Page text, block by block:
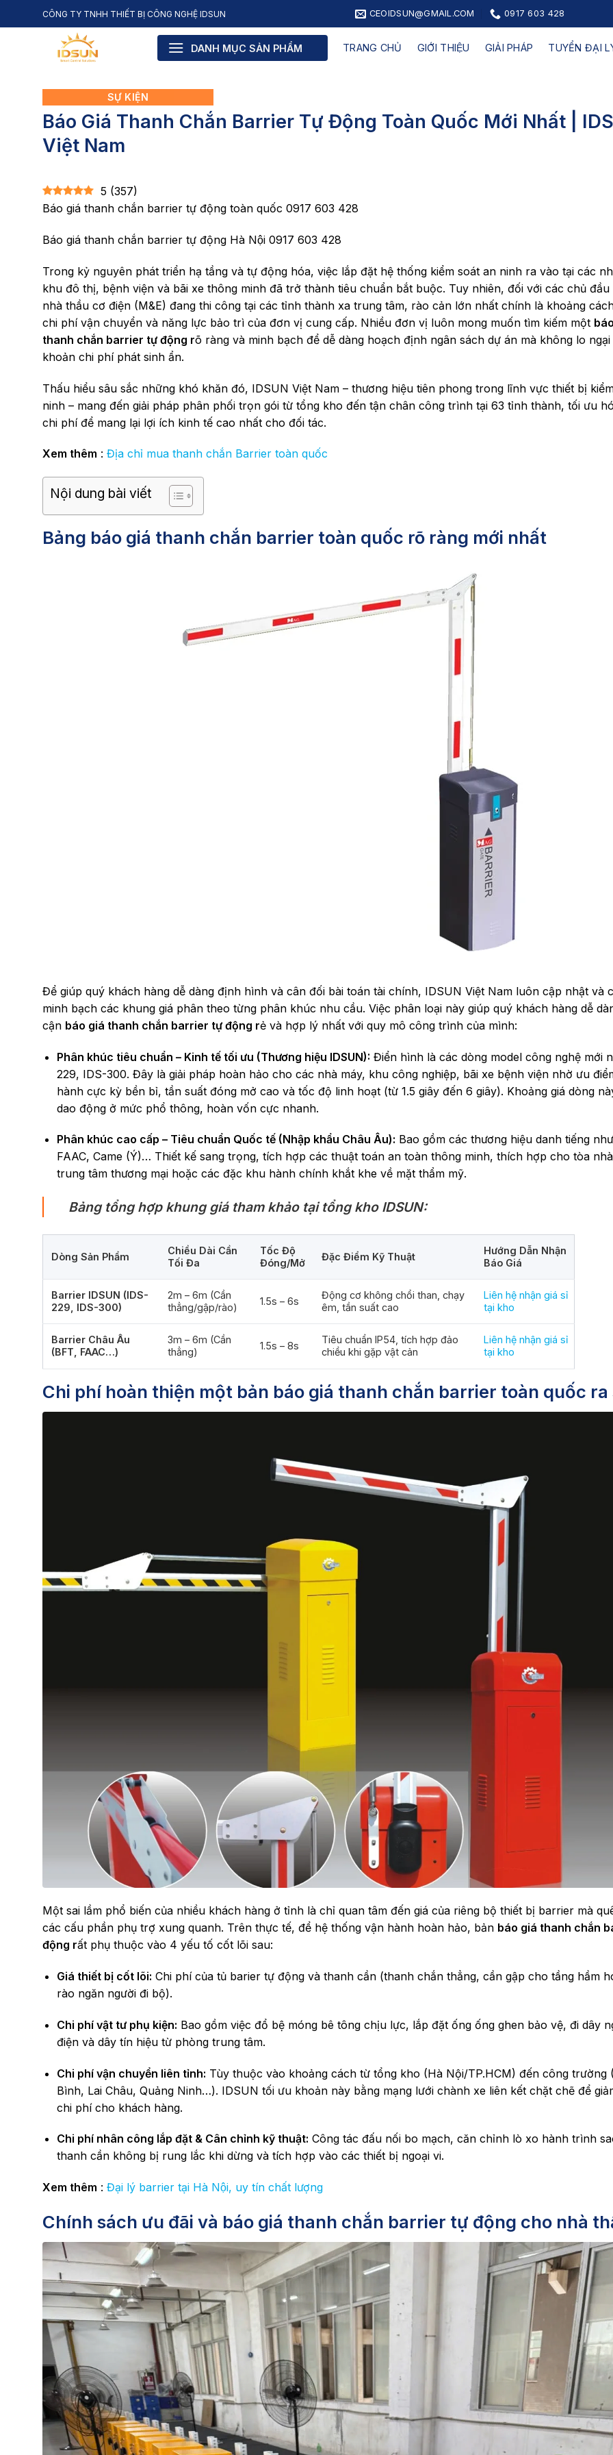
to
CÔNG TY TNHH THIẾT BỊ CÔNG NGHỆ IDSUN CEOIDSUN@GMAIL.COM 0917 603 428
DANH MỤC SẢN PHẨM TRANG CHỦ GIỚI THIỆU GIẢI PHÁP TUYỂN ĐẠI
SỰ KIỆN
Báo Giá Thanh Chắn Barrier Tự Động Toàn Quốc Mới Nhất |
Việt Nam
5 (357)
Báo giá thanh chắn barrier tự động toàn quốc 0917 603 428
Báo giá thanh chắn barrier tự động Hà Nội 0917 603 428
Trong kỷ nguyên phát triển hạ tầng và tự động hóa, việc lắp đặt hệ thống kiểm soát an ninh ra vào tại các
khu đô thị, bệnh viện và bãi xe thông minh đã trở thành tiêu chuẩn bắt buộc. Tuy nhiên, đối với các chủ đầu
nhà thầu cơ điện (M&E) đang thi công tại các tỉnh thành xa trung tâm, rào cản lớn nhất chính là khoảng
chi phí vận chuyển và năng lực bảo trì của đơn vị cung cấp. Nhiều đơn vị luôn mong muốn tìm kiếm một
thanh chắn barrier tự động rõ ràng và minh bạch để dễ dàng hoạch định ngân sách dự án mà không lo
khoản chi phí phát sinh ẩn.
Thấu hiểu sâu sắc những khó khăn đó, IDSUN Việt Nam – thương hiệu tiên phong trong lĩnh vực thiết bị
ninh – mang đến giải pháp phân phối trọn gói từ tổng kho đến tận chân công trình tại 63 tỉnh thành, tối ưu
chi phí để mang lại lợi ích kinh tế cao nhất cho đối tác.
Xem thêm : Địa chỉ mua thanh chắn Barrier toàn quốc
Nội dung bài viết
Bảng báo giá thanh chắn barrier toàn quốc rõ ràng mới nhất
Để giúp quý khách hàng dễ dàng định hình và cân đối bài toán tài chính, IDSUN Việt Nam luôn cập nhật và
minh bạch các khung giá phân theo từng phân khúc nhu cầu. Việc phân loại này giúp quý khách hàng dễ
cận báo giá thanh chắn barrier tự động rẻ và hợp lý nhất với quy mô công trình của mình:
Phân khúc tiêu chuẩn – Kinh tế tối ưu (Thương hiệu IDSUN): Điển hình là các dòng model công nghệ mới
229, IDS-300. Đây là giải pháp hoàn hảo cho các nhà máy, khu công nghiệp, bãi xe bệnh viện nhờ ưu
hành cực kỳ bền bỉ, tần suất đóng mở cao và tốc độ linh hoạt (từ 1.5 giây đến 6 giây). Khoảng giá dòng
dao động ở mức phổ thông, hoàn vốn cực nhanh.
Phân khúc cao cấp – Tiêu chuẩn Quốc tế (Nhập khẩu Châu Âu): Bao gồm các thương hiệu danh tiếng
FAAC, Came (Ý)… Thiết kế sang trọng, tích hợp các thuật toán an toàn thông minh, thích hợp cho tòa
trung tâm thương mại hoặc các đặc khu hành chính khắt khe về mặt thẩm mỹ.
Bảng tổng hợp khung giá tham khảo tại tổng kho IDSUN:
Dòng Sản Phẩm
Chiều Dài Cần
Tối Đa
Tốc Độ
Đóng/Mở
Đặc Điểm Kỹ Thuật
Hướng Dẫn Nhận
Báo Giá
Barrier IDSUN (IDS-
229, IDS-300)
2m – 6m (Cần
thẳng/gập/rào)
1.5s – 6s
Động cơ không chổi than, chạy
êm, tần suất cao
Liên hệ nhận giá sỉ
tại kho
Barrier Châu Âu
(BFT, FAAC…)
3m – 6m (Cần
thẳng)
1.5s – 8s
Tiêu chuẩn IP54, tích hợp đảo
chiều khi gặp vật cản
Liên hệ nhận giá sỉ
tại kho
Chi phí hoàn thiện một bản báo giá thanh chắn barrier toàn quốc ra
Một sai lầm phổ biến của nhiều khách hàng ở tỉnh là chỉ quan tâm đến giá của riêng bộ thiết bị barrier mà
các cấu phần phụ trợ xung quanh. Trên thực tế, để hệ thống vận hành hoàn hảo, bản báo giá thanh chắn
động rất phụ thuộc vào 4 yếu tố cốt lõi sau:
Giá thiết bị cốt lõi: Chi phí của tủ barier tự động và thanh cần (thanh chắn thẳng, cần gập cho tầng hầm
rào ngăn người đi bộ).
Chi phí vật tư phụ kiện: Bao gồm việc đổ bệ móng bê tông chịu lực, lắp đặt ống ống ghen bảo vệ, đi dây
điện và dây tín hiệu từ phòng trung tâm.
Chi phí vận chuyển liên tỉnh: Tùy thuộc vào khoảng cách từ tổng kho (Hà Nội/TP.HCM) đến công trường
Bình, Lai Châu, Quảng Ninh…). IDSUN tối ưu khoản này bằng mạng lưới chành xe liên kết chặt chẽ để
chi phí cho khách hàng.
Chi phí nhân công lắp đặt & Cân chỉnh kỹ thuật: Công tác đấu nối bo mạch, căn chỉnh lò xo hành trình
thanh cần không bị rung lắc khi dừng và tích hợp vào các thiết bị ngoại vi.
Xem thêm : Đại lý barrier tại Hà Nội, uy tín chất lượng
Chính sách ưu đãi và báo giá thanh chắn barrier tự động cho nhà